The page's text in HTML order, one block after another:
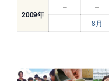
2009年
– –
–
8月